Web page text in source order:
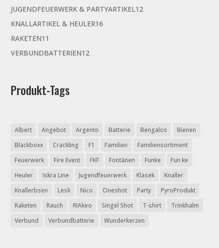
Produkte
JUGENDFEUERWERK & PARTYARTIKEL1212
KNALLARTIKEL & HEULER16
RAKETEN11
Produkte
VERBUNDBATTERIEN1212
Produkt-Tags
Albert Angebot Argento Batterie Bengalos
Bienen
Blackboxx
Crackling F1 Familien
Familiensortiment
Feuerwerk
Fire Event FKF Fontänen Funke
Fun ke
Heuler
Iskra Line Jugendfeuerwerk Klasek
Knaller
Knallerbsen
Lesli Nico Oneshot Party
PyroProdukt
Raketen
Rauch RIAkeo Singel Shot T-shirt
Trinkhalm
Verbund
Verbundbatterie Wunderkerzen